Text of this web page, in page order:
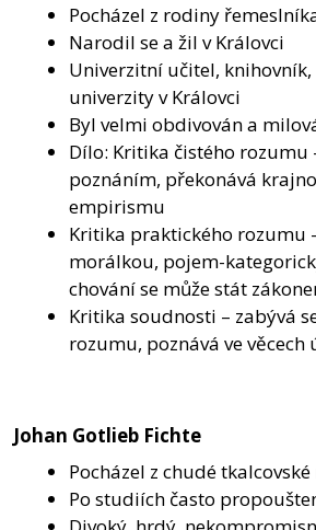
Pocházel z rodiny
Narodil se a žil v Královci
Univerzitní učitel,
univerzity v Královci
Byl velmi obdivován a
Dílo: Kritika čistého rozumu
poznáním, překonává
empirismu
Kritika praktického rozumu
morálkou, pojem-
chování se může stát
Kritika soudnosti – zabývá
rozumu, poznává ve věcech
Johan Gotlieb Fichte
Pocházel z chudé
Po studiích často